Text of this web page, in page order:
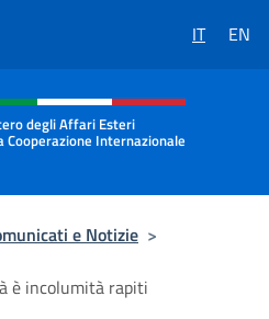
IT EN
social e menù
degli Affari Esteri
Cooperazione Internazionale
e Notizie >
è incolumità rapiti